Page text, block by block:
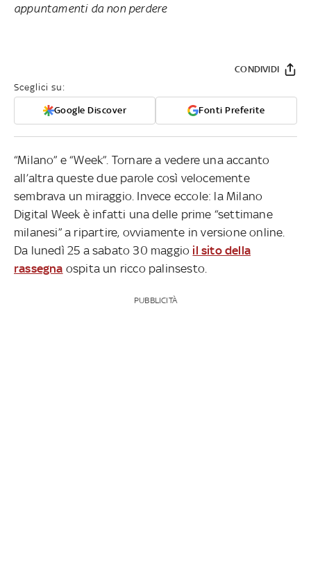
appuntamenti da non perdere
Sceglici su:
Google Discover Fonti Preferite
CONDIVIDI
“Milano” e “Week”. Tornare a vedere una accanto
all’altra queste due parole così velocemente
sembrava un miraggio. Invece eccole: la Milano
Digital Week è infatti una delle prime “settimane
milanesi” a ripartire, ovviamente in versione online.
Da lunedì 25 a sabato 30 maggio il sito della
rassegna ospita un ricco palinsesto.
PUBBLICITÀ